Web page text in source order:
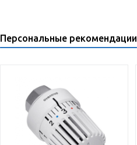
Персональные рекомендации